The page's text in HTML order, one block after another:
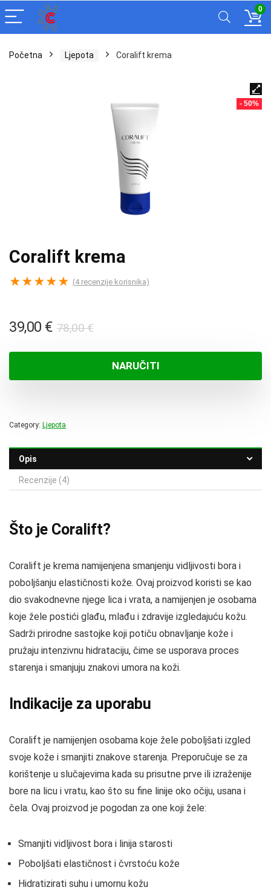
0
Početna Ljepota Coralift krema
- 50%
Coralift krema
★★★★★ (4recenzije korisnika)
78,00€Izvorna
bila
je:
39,00 €
Trenutna
39,00 €.
NARUČITI
Category: Ljepota
Opis
Recenzije (4)
Što je Coralift?
Coralift je krema namijenjena smanjenju vidljivosti bora i
poboljšanju elastičnosti kože. Ovaj proizvod koristi se kao
dio svakodnevne njege lica i vrata, a namijenjen je osobama
koje žele postići glađu, mlađu i zdravije izgledajuću kožu.
Sadrži prirodne sastojke koji potiču obnavljanje kože i
pružaju intenzivnu hidrataciju, čime se usporava proces
starenja i smanjuju znakovi umora na koži.
Indikacije za uporabu
Coralift je namijenjen osobama koje žele poboljšati izgled
svoje kože i smanjiti znakove starenja. Preporučuje se za
korištenje u slučajevima kada su prisutne prve ili izraženije
bore na licu i vratu, kao što su fine linije oko očiju, usana i
čela. Ovaj proizvod je pogodan za one koji žele:
Smanjiti vidljivost bora i linija starosti
Poboljšati elastičnost i čvrstoću kože
Hidratizirati suhu i umornu kožu